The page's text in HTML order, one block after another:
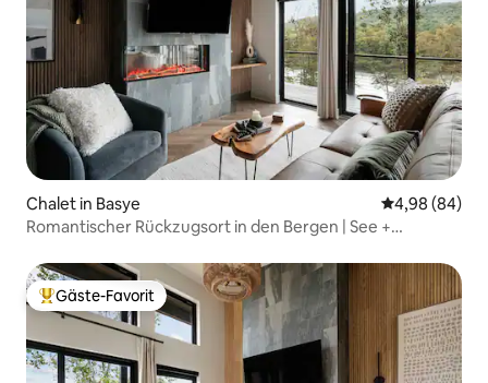
Chalet in Basye
4,98 (84)
Romantischer Rückzugsort in den Bergen | See +
Beliebter Gäste-Favorit.
Gäste-Favorit